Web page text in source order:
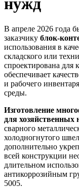
нужд
В апреле 2026 года
заказчику блок-
использования в
складского или
спроектирована для
обеспечивает
и рабочего
среды.
Изготовление
для хозяйственных
сварного
холодногнутого
дополнительно
всей конструкции
длительном
антикоррозийным
5005.